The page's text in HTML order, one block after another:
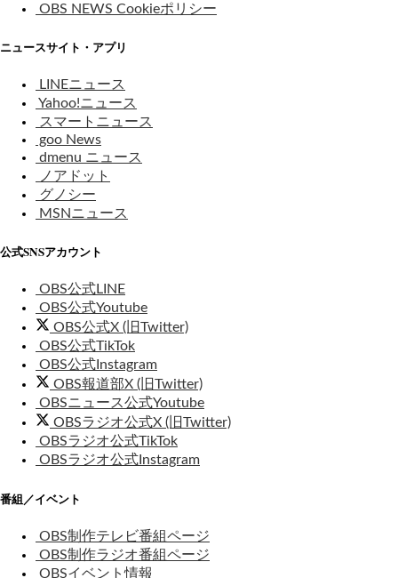
OBS NEWS Cookieポリシー
ニュースサイト・アプリ
LINEニュース
Yahoo!ニュース
スマートニュース
goo News
dmenu ニュース
ノアドット
グノシー
MSNニュース
公式SNSアカウント
OBS公式LINE
OBS公式Youtube
OBS公式X (旧Twitter)
OBS公式TikTok
OBS公式Instagram
OBS報道部X (旧Twitter)
OBSニュース公式Youtube
OBSラジオ公式X (旧Twitter)
OBSラジオ公式TikTok
OBSラジオ公式Instagram
番組／イベント
OBS制作テレビ番組ページ
OBS制作ラジオ番組ページ
OBSイベント情報